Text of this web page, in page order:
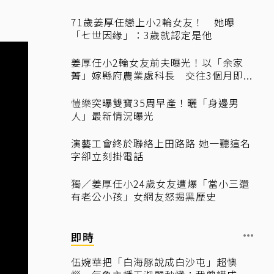
71歲姜厚任戀上小2輪女友！ 她曝
「七世因緣」：3歲就認定是他
姜厚任小2輪女友前夫曝光！以「余家
菁」嫁縣府農業處科長 交往3個月即...
愷樂突曝雙寶35周早產！曬「身邊男
人」最新情況曝光
演藝工會終於聯絡上田路路 她一聽這名
字卻立刻掛電話
獨／姜厚任小24歲女友遭爆「當小三還
有老公小孩」女網友怒揭黑歷史
即時
伍婉華把「白海豚說成白沙屯」超懊